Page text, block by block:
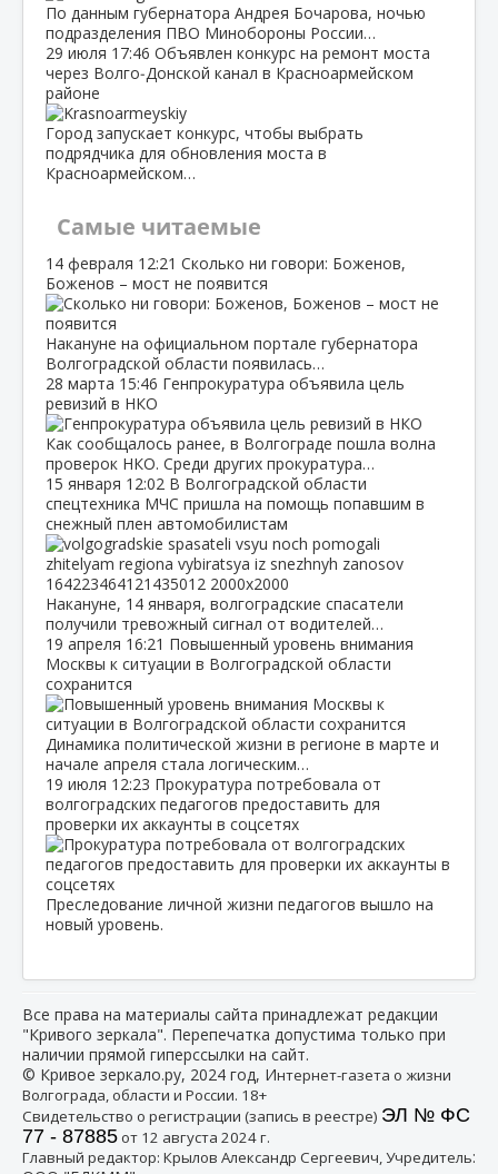
По данным губернатора Андрея Бочарова, ночью
подразделения ПВО Минобороны России…
29 июля 17:46 Объявлен конкурс на ремонт моста
через Волго‑Донской канал в Красноармейском
районе
Город запускает конкурс, чтобы выбрать
подрядчика для обновления моста в
Красноармейском…
Самые читаемые
14 февраля 12:21 Сколько ни говори: Боженов,
Боженов – мост не появится
Накануне на официальном портале губернатора
Волгоградской области появилась…
28 марта 15:46 Генпрокуратура объявила цель
ревизий в НКО
Как сообщалось ранее, в Волгограде пошла волна
проверок НКО. Среди других прокуратура…
15 января 12:02 В Волгоградской области
спецтехника МЧС пришла на помощь попавшим в
снежный плен автомобилистам
Накануне, 14 января, волгоградские спасатели
получили тревожный сигнал от водителей…
19 апреля 16:21 Повышенный уровень внимания
Москвы к ситуации в Волгоградской области
сохранится
Динамика политической жизни в регионе в марте и
начале апреля стала логическим…
19 июля 12:23 Прокуратура потребовала от
волгоградских педагогов предоставить для
проверки их аккаунты в соцсетях
Преследование личной жизни педагогов вышло на
новый уровень.
Все права на материалы сайта принадлежат редакции
"Кривого зеркала". Перепечатка допустима только при
наличии прямой гиперссылки на сайт.
© Кривое зеркало.ру, 2024 год, Интернет-газета о жизни
Волгограда, области и России. 18+
Свидетельство о регистрации (запись в реестре) ЭЛ № ФС
77 - 87885от 12 августа 2024 г.
Главный редактор: Крылов Александр Сергеевич, Учредитель: